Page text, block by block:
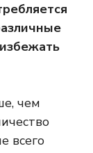
чем
всего